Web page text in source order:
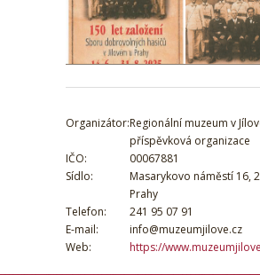
Organizátor:Regionální muzeum v
příspěvková organizace
IČO:
00067881
Sídlo:
Masarykovo náměstí 16,
Prahy
Telefon:
241 95 07 91
E-mail:
info@muzeumjilove.cz
Web:
https://